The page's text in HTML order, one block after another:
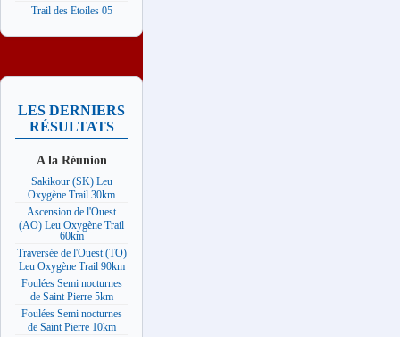
Trail des Etoiles 05
LES DERNIERS
RÉSULTATS
A la Réunion
Sakikour (SK) Leu
Oxygène Trail 30km
Ascension de l'Ouest
(AO) Leu Oxygène Trail
60km
Traversée de l'Ouest (TO)
Leu Oxygène Trail 90km
Foulées Semi nocturnes
de Saint Pierre 5km
Foulées Semi nocturnes
de Saint Pierre 10km